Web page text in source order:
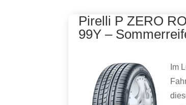
Pirelli P ZERO
99Y –
Im